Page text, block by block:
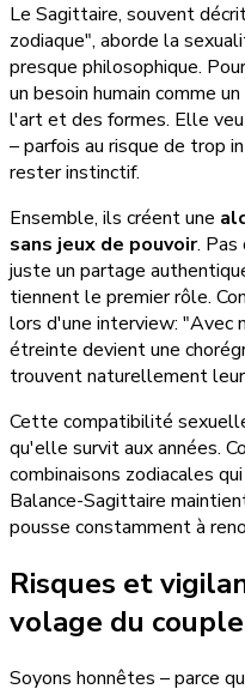
Le Sagittaire, souvent
zodiaque", aborde la
presque philosophique.
un besoin humain comme
l'art et des formes. Elle
– parfois au risque de trop
rester instinctif.
Ensemble, ils créent une
sans jeux de pouvoir. Pas
juste un partage
tiennent le premier rôle.
lors d'une interview: "Avec
étreinte devient une
trouvent naturellement
Cette compatibilité
qu'elle survit aux années.
combinaisons zodiacales
Balance-Sagittaire
pousse constamment à
Risques et
volage du couple
Soyons honnêtes – parce